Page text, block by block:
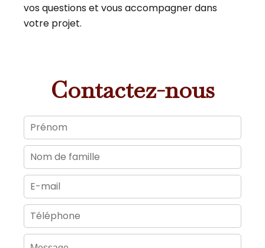
vos questions et vous accompagner dans
votre projet.
Contactez-nous